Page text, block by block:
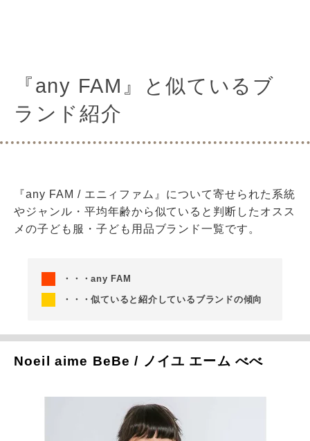
『any FAM』と似ているブ
ランド紹介
『any FAM / エニィファム』について寄せられた系統
やジャンル・平均年齢から似ていると判断したオスス
メの子ども服・子ども用品ブランド一覧です。
・・・any FAM
・・・似ていると紹介しているブランドの傾向
Noeil aime BeBe / ノイユ エーム べべ